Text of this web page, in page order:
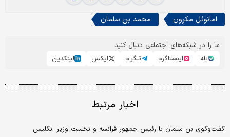
امانوئل مکرون محمد بن سلمان
ما را در شبکه‌های اجتماعی دنبال کنید
بله
اینستاگرم تلگرام ایکس لینکدین
اخبار مرتبط
گفت‌وگوی بن سلمان با رئیس جمهور فرانسه و نخست وزیر انگلیس